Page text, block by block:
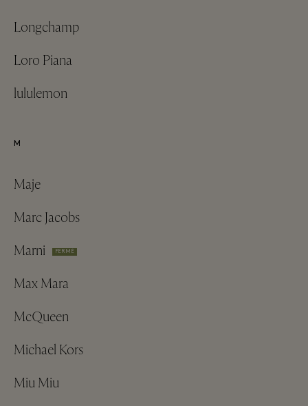
Longchamp
Loro Piana
lululemon
M
Maje
Marc Jacobs
Marni
FERMÉ
Max Mara
McQueen
Michael Kors
Miu Miu